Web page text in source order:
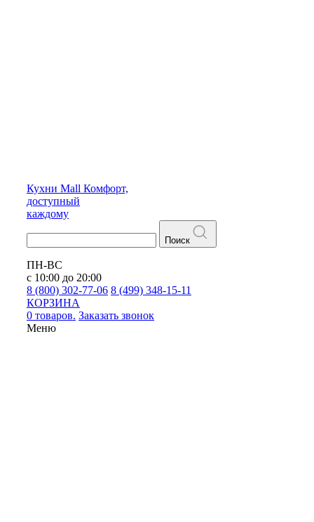
Кухни Mall Комфорт,
доступный
каждому
Поиск
ПН-ВС
с 10:00 до 20:00
8 (800) 302-77-06 8 (499) 348-15-11
КОРЗИНА
0 товаров. Заказать звонок
Меню